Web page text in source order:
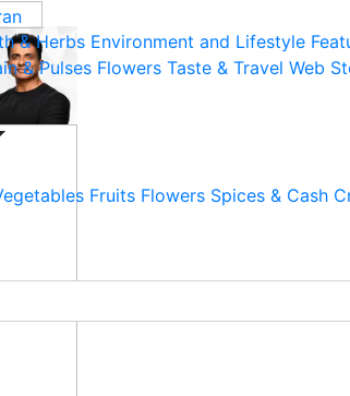
& Herbs Environment and Lifestyle
& Pulses Flowers Taste & Travel Web
Fruits Flowers Spices & Cash